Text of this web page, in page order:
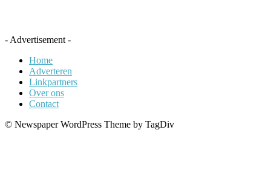
- Advertisement -
Home
Adverteren
Linkpartners
Over ons
Contact
© Newspaper WordPress Theme by TagDiv